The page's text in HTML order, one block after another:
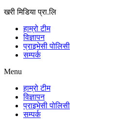
खरी मिडिया प्रा.लि
हाम्रो टीम
विज्ञापन
प्राइभेसी पोलिसी
सम्पर्क
Menu
हाम्रो टीम
विज्ञापन
प्राइभेसी पोलिसी
सम्पर्क